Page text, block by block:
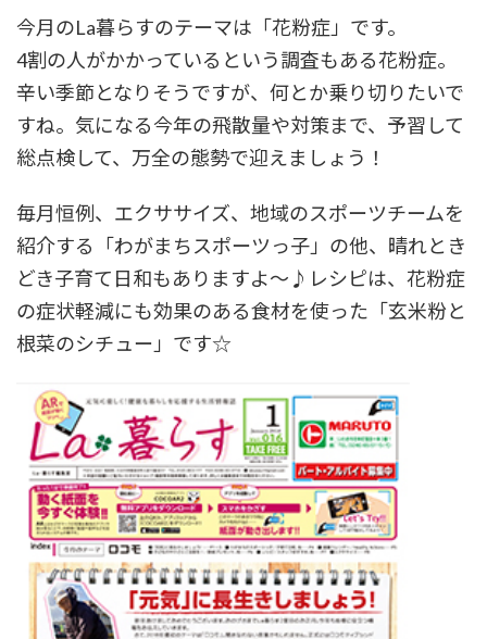
今月のLa暮らすのテーマは「花粉症」です。
4割の人がかかっているという調査もある花粉症。
辛い季節となりそうですが、何とか乗り切りたいで
すね。気になる今年の飛散量や対策まで、予習して
総点検して、万全の態勢で迎えましょう！
毎月恒例、エクササイズ、地域のスポーツチームを
紹介する「わがまちスポーツっ子」の他、晴れとき
どき子育て日和もありますよ～♪レシピは、花粉症
の症状軽減にも効果のある食材を使った「玄米粉と
根菜のシチュー」です☆